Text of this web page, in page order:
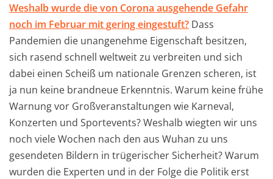
Weshalb wurde die von Corona ausgehende Gefahr
noch im Februar mit gering eingestuft? Dass
Pandemien die unangenehme Eigenschaft besitzen,
sich rasend schnell weltweit zu verbreiten und sich
dabei einen Scheiß um nationale Grenzen scheren, ist
ja nun keine brandneue Erkenntnis. Warum keine frühe
Warnung vor Großveranstaltungen wie Karneval,
Konzerten und Sportevents? Weshalb wiegten wir uns
noch viele Wochen nach den aus Wuhan zu uns
gesendeten Bildern in trügerischer Sicherheit? Warum
wurden die Experten und in der Folge die Politik erst